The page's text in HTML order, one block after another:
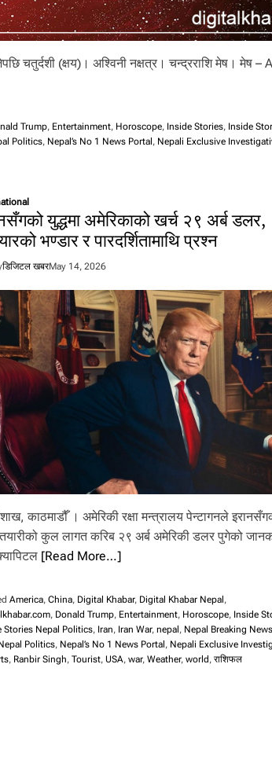
चतुर्दशी (क्षय)। अश्विनी नक्षत्र। चन्द्रराशि मेष। मेष –
Trump, Entertainment, Horoscope, Inside Stories, Inside
Politics, Nepal’s No 1 News Portal , Nepali Exclusive
युद्धमा अमेरिकाको खर्च २९ अर्ब डलर,
भण्डार र पारदर्शितामाथि प्रश्न
डिजिटल खबरMay 14, 2026
काठमाडौँ । अमेरिकी रक्षा मन्त्रालय पेन्टागनले
कुल लागत करिब २९ अर्ब अमेरिकी डलर पुगेको
[Read More…]
America,China, Digital Khabar, Digital Khabar Nepal ,
, Donald Trump, Entertainment, Horoscope, Inside
Stories Nepal Politics, Iran, Iran War,nepal , Nepal Breaking
Politics, Nepal’s No 1 News Portal , Nepali Exclusive
, Ranbir Singh,Tourist, USA,war,Weather,world ,राशिफल